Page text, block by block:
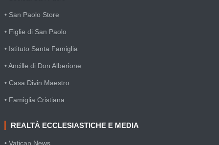
• San Paolo Store
• Figlie di San Paolo
• Istituto Santa Famiglia
• Ancille di Don Alberione
• Casa Divin Maestro
• Famiglia Cristiana
REALTÀ ECCLESIASTICHE E MEDIA
• Vatican News